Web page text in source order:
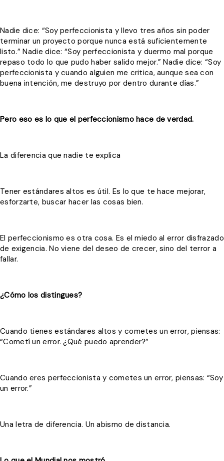
Nadie dice: “Soy perfeccionista y llevo tres años sin poder
terminar un proyecto porque nunca está suficientemente
listo.” Nadie dice: “Soy perfeccionista y duermo mal porque
repaso todo lo que pudo haber salido mejor.” Nadie dice: “Soy
perfeccionista y cuando alguien me critica, aunque sea con
buena intención, me destruyo por dentro durante días.”
Pero eso es lo que el perfeccionismo hace de verdad.
La diferencia que nadie te explica
Tener estándares altos es útil. Es lo que te hace mejorar,
esforzarte, buscar hacer las cosas bien.
El perfeccionismo es otra cosa. Es el miedo al error disfrazado
de exigencia. No viene del deseo de crecer, sino del terror a
fallar.
¿Cómo los distingues?
Cuando tienes estándares altos y cometes un error, piensas:
“Cometí un error. ¿Qué puedo aprender?”
Cuando eres perfeccionista y cometes un error, piensas: “Soy
un error.”
Una letra de diferencia. Un abismo de distancia.